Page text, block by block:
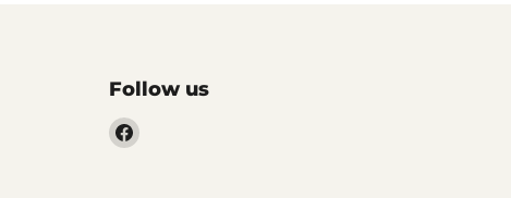
Follow us
Find